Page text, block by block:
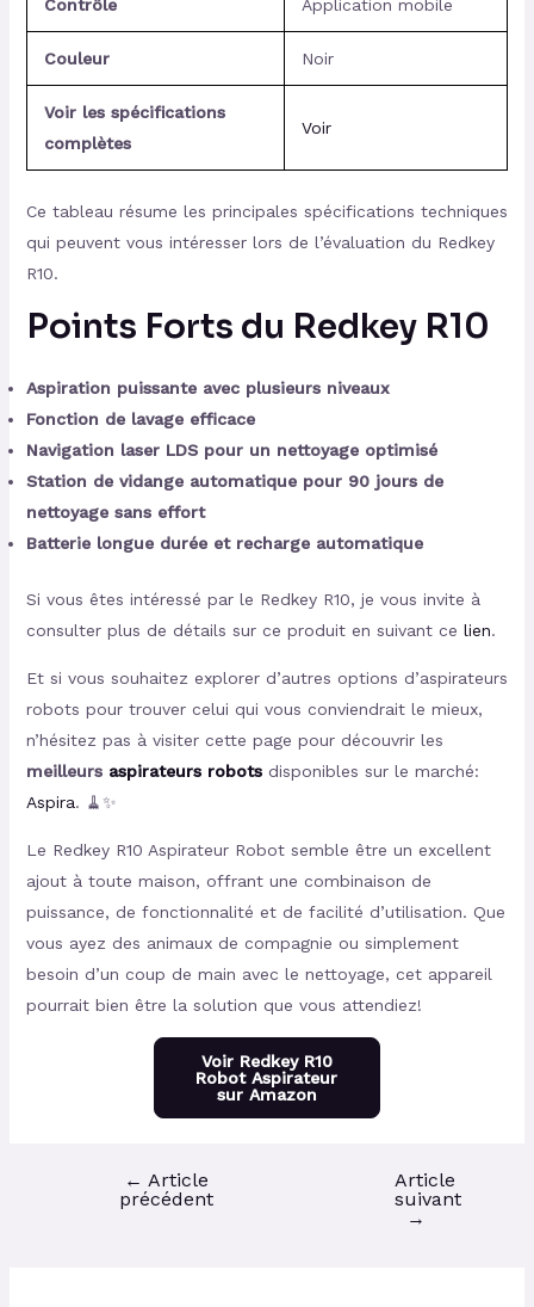
Contrôle Application mobile
Couleur Noir
Voir les spécifications
complètes
Voir
Ce tableau résume les principales spécifications techniques
qui peuvent vous intéresser lors de l’évaluation du Redkey
R10.
Points Forts du Redkey R10
Aspiration puissante avec plusieurs niveaux
Fonction de lavage efficace
Navigation laser LDS pour un nettoyage optimisé
Station de vidange automatique pour 90 jours de
nettoyage sans effort
Batterie longue durée et recharge automatique
Si vous êtes intéressé par le Redkey R10, je vous invite à
consulter plus de détails sur ce produit en suivant ce lien.
Et si vous souhaitez explorer d’autres options d’aspirateurs
robots pour trouver celui qui vous conviendrait le mieux,
n’hésitez pas à visiter cette page pour découvrir les
meilleurs aspirateurs robotsdisponibles sur le marché:
Aspira. 🧹✨
Le Redkey R10 Aspirateur Robot semble être un excellent
ajout à toute maison, offrant une combinaison de
puissance, de fonctionnalité et de facilité d’utilisation. Que
vous ayez des animaux de compagnie ou simplement
besoin d’un coup de main avec le nettoyage, cet appareil
pourrait bien être la solution que vous attendiez!
Voir Redkey R10
Robot Aspirateur
sur Amazon
← Article
précédent
Article
suivant
→